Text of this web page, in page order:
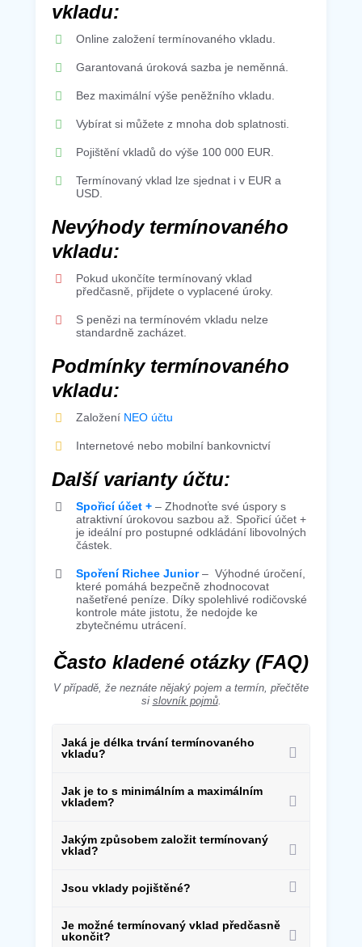
vkladu:
Online založení termínovaného vkladu.
Garantovaná úroková sazba je neměnná.
Bez maximální výše peněžního vkladu.
Vybírat si můžete z mnoha dob splatnosti.
Pojištění vkladů do výše 100 000 EUR.
Termínovaný vklad lze sjednat i v EUR a
USD.
Nevýhody termínovaného
vkladu:
Pokud ukončíte termínovaný vklad
předčasně, přijdete o vyplacené úroky.
S penězi na termínovém vkladu nelze
standardně zacházet.
Podmínky termínovaného
vkladu:
Založení NEO účtu
Internetové nebo mobilní bankovnictví
Další varianty účtu:
Spořicí účet + – Zhodnoťte své úspory s
atraktivní úrokovou sazbou až. Spořicí účet +
je ideální pro postupné odkládání libovolných
částek.
Spoření Richee Junior– Výhodné úročení,
které pomáhá bezpečně zhodnocovat
našetřené peníze. Díky spolehlivé rodičovské
kontrole máte jistotu, že nedojde ke
zbytečnému utrácení.
Často kladené otázky (FAQ)
V případě, že neznáte nějaký pojem a termín, přečtěte
si slovník pojmů.
Jaká je délka trvání termínovaného
vkladu?
Jak je to s minimálním a maximálním
vkladem?
Jakým způsobem založit termínovaný
vklad?
Jsou vklady pojištěné?
Je možné termínovaný vklad předčasně
ukončit?